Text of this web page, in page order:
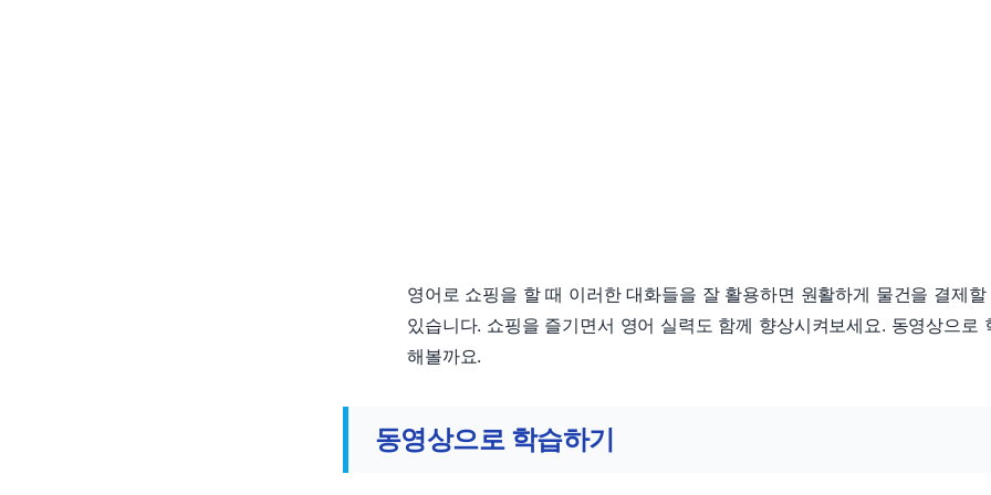
영어로 쇼핑을 할 때 이러한 대화들을 잘 활용하면 원활하게 물건을 결제할
있습니다. 쇼핑을 즐기면서 영어 실력도 함께 향상시켜보세요. 동영상으로
해볼까요.
동영상으로 학습하기